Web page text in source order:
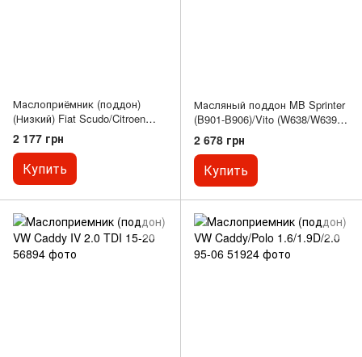
Маслоприёмник (поддон)
(Низкий) Fiat Scudo/Citroen
Berlingo 1.9D/2.0HDI 98-11
2 177 грн
Купить
Масляный поддон MB Sprinter
(B901-B906)/Vito (W638/W639)
2.0-3.5 M111/OM611/OM647 95-
2 678 грн
Купить